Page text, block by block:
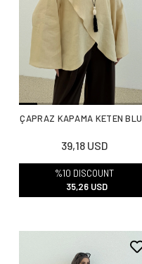
ÇAPRAZ KAPAMA KETEN
39,18 USD
%10 DISCOUNT
35,26 USD